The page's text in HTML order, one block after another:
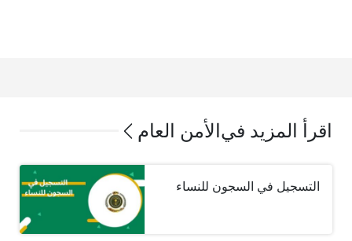
اقرأ المزيد في الأمن العام
التسجيل في السجون للنساء